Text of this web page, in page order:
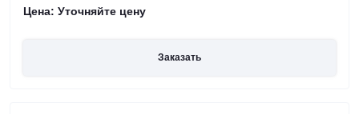
Цена: Уточняйте цену
Заказать